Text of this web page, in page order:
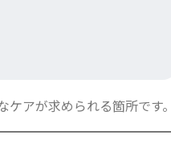
アが求められる箇所です。